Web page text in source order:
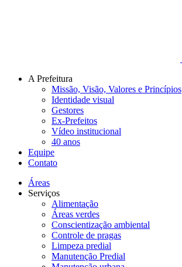
A Prefeitura
Missão, Visão, Valores e Princípios
Identidade visual
Gestores
Ex-Prefeitos
Vídeo institucional
40 anos
Equipe
Contato
Áreas
Serviços
Alimentação
Áreas verdes
Conscientização ambiental
Controle de pragas
Limpeza predial
Manutenção Predial